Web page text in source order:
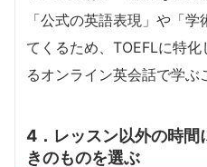
「公式の英語表現」や「
てくるため、TOEFLに特
るオンライン英会話で学ぶ
4．レッスン以外の時間
きのものを選ぶ